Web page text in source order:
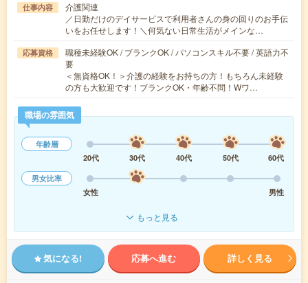
仕事内容
介護関連
／日勤だけのデイサービスで利用者さんの身の回りのお手伝
いをお任せします！＼何気ない日常生活がメインな…
応募資格
職種未経験OK / ブランクOK / パソコンスキル不要 / 英語力不
要
＜無資格OK！＞介護の経験をお持ちの方！もちろん未経験
の方も大歓迎です！ブランクOK・年齢不問！Wワ…
職場の雰囲気
年齢層
20代
30代 40代 50代
60代
男女比率
女性
男性
もっと見る
気になる! 応募へ進む 詳しく見る